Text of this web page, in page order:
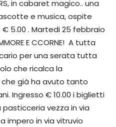
in cabaret magico.. una
e musica, ospite
€ 5.00 . Martedi 25 febbraio
E CCORNE! A tutta
per una serata tutta
che ricalca la
già ha avuto tanto
Ingresso € 10.00 i biglietti
vezza in via
impero in via vitruvio